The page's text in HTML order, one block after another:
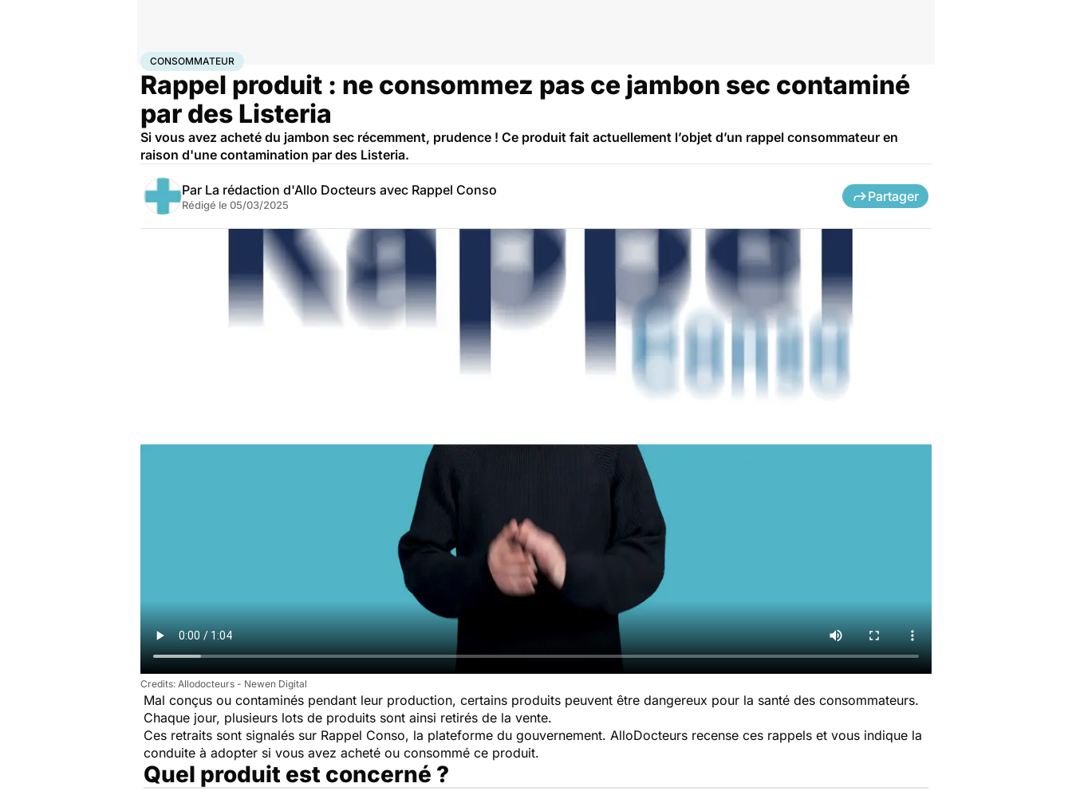
AccueilSantéConsommateur
CONSOMMATEUR
Rappel produit : ne consommez pas ce jambon sec contaminé
par des Listeria
Si vous avez acheté du jambon sec récemment, prudence ! Ce produit fait actuellement l’objet d’un rappel consommateur en
raison d'une contamination par des Listeria.
Par La rédaction d'Allo Docteurs avec Rappel Conso
Rédigé le 05/03/2025
Partager
Allodocteurs - Newen Digital
Mal conçus ou contaminés pendant leur production, certains produits peuvent être dangereux pour la santé des consommateurs.
Chaque jour, plusieurs lots de produits sont ainsi retirés de la vente.
Ces retraits sont signalés sur Rappel Conso, la plateforme du gouvernement. AlloDocteurs recense ces rappels et vous indique la
conduite à adopter si vous avez acheté ou consommé ce produit.
Quel produit est concerné ?